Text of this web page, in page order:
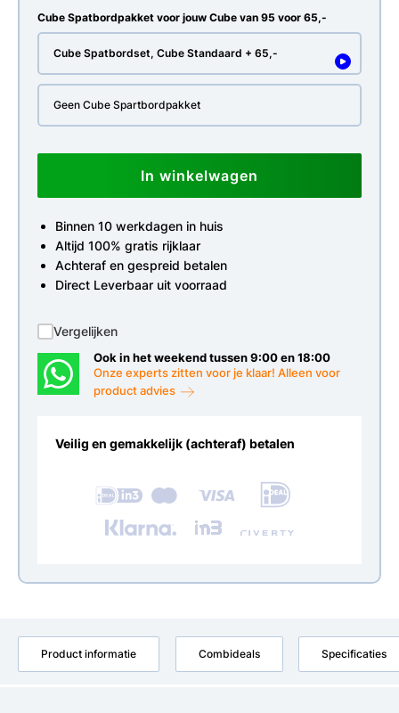
Cube Spatbordpakket voor jouw Cube van 95 voor 65,-
Cube Spatbordset, Cube Standaard + 65,-
Geen Cube Spartbordpakket
In winkelwagen
Binnen 10 werkdagen in huis
Altijd 100% gratis rijklaar
Achteraf en gespreid betalen
Direct Leverbaar uit voorraad
Vergelijken
Ook in het weekend tussen 9:00 en 18:00
Onze experts zitten voor je klaar! Alleen voor
product advies
Veilig en gemakkelijk (achteraf) betalen
Product informatie Combideals Specificaties